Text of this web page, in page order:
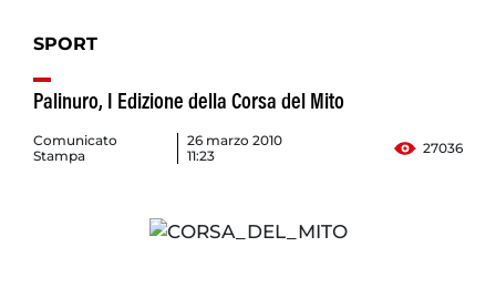
SPORT
Palinuro, I Edizione della Corsa del Mito
Comunicato
Stampa
26 marzo 2010
11:23
27036